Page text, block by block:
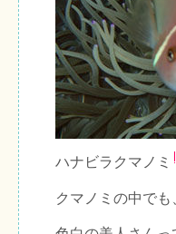
ハナビラクマノミ
クマノミの中でも